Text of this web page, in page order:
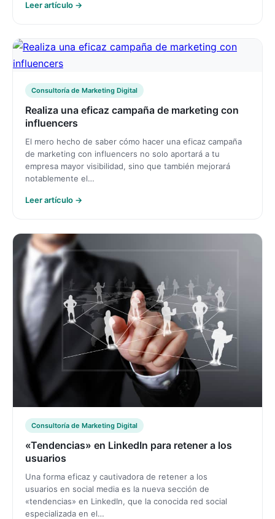
Leer artículo →
Consultoría de Marketing Digital
Realiza una eficaz campaña de marketing con
influencers
El mero hecho de saber cómo hacer una eficaz campaña
de marketing con influencers no solo aportará a tu
empresa mayor visibilidad, sino que también mejorará
notablemente el…
Leer artículo →
Consultoría de Marketing Digital
«Tendencias» en LinkedIn para retener a los
usuarios
Una forma eficaz y cautivadora de retener a los
usuarios en social media es la nueva sección de
«tendencias» en LinkedIn, que la conocida red social
especializada en el…